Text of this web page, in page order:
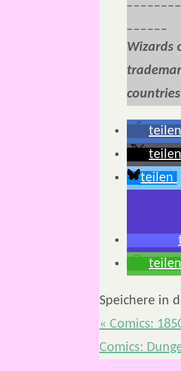
Wizards
teilen
teilen
teilen
teilen
Speichere in
« Comics:
Comics: